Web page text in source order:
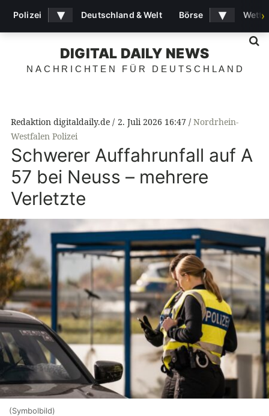
DIGITAL DAILY NEWS
NACHRICHTEN FÜR DEUTSCHLAND
Redaktion digitaldaily.de 2. Juli 2026 16:47
Nordrhein-
Westfalen Polizei
Schwerer Auffahrunfall auf A
57 bei Neuss – mehrere
Verletzte
(Symbolbild)
Polizei ▾ Deutschland & Welt Börse ▾ ›